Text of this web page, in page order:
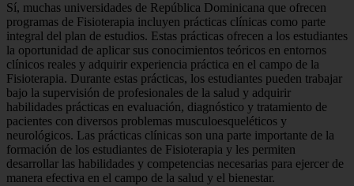
Sí, muchas universidades de República Dominicana que ofrecen
programas de Fisioterapia incluyen prácticas clínicas como parte
integral del plan de estudios. Estas prácticas ofrecen a los estudiantes
la oportunidad de aplicar sus conocimientos teóricos en entornos
clínicos reales y adquirir experiencia práctica en el campo de la
Fisioterapia. Durante estas prácticas, los estudiantes pueden trabajar
bajo la supervisión de profesionales de la salud y adquirir
habilidades prácticas en evaluación, diagnóstico y tratamiento de
pacientes con diversos problemas musculoesqueléticos y
neurológicos. Las prácticas clínicas son una parte importante de la
formación de los estudiantes de Fisioterapia y les permiten
desarrollar las habilidades y competencias necesarias para ejercer de
manera efectiva en el campo de la salud y el bienestar.